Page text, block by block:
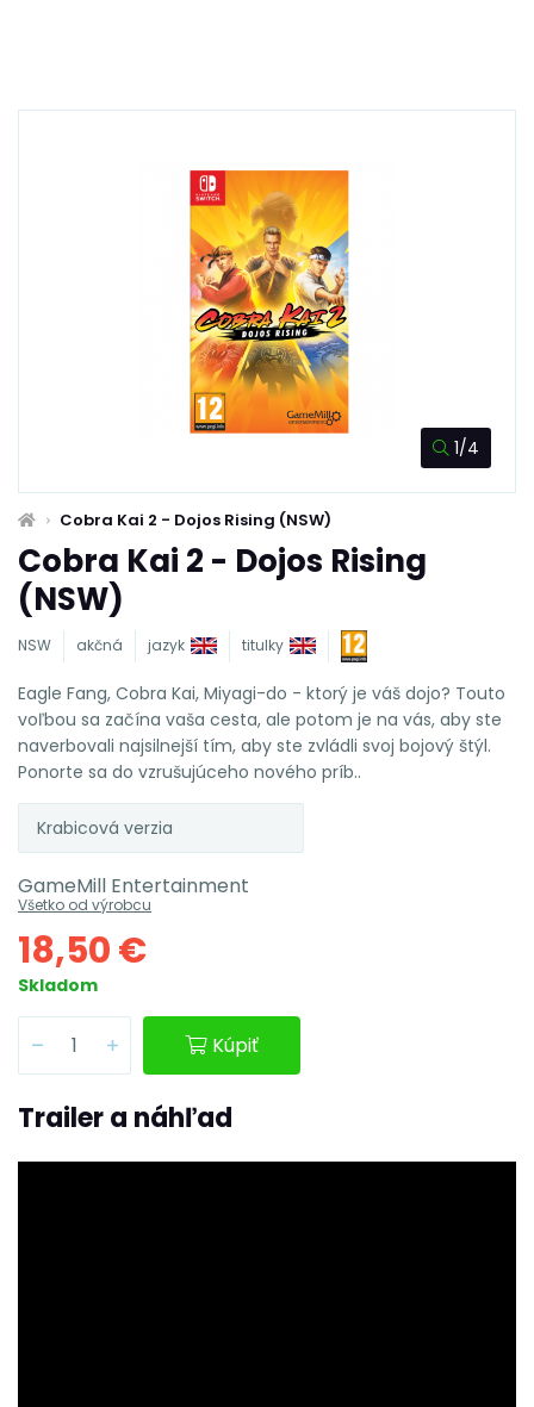
1/4
Cobra Kai 2 - Dojos Rising (NSW)
Cobra Kai 2 - Dojos Rising
(NSW)
NSW akčná jazyk titulky
Eagle Fang, Cobra Kai, Miyagi-do - ktorý je váš dojo? Touto
voľbou sa začína vaša cesta, ale potom je na vás, aby ste
naverbovali najsilnejší tím, aby ste zvládli svoj bojový štýl.
Ponorte sa do vzrušujúceho nového príb..
Krabicová verzia
GameMill Entertainment
Všetko od výrobcu
18,50 €
Skladom
Kúpiť
Trailer a náhľad